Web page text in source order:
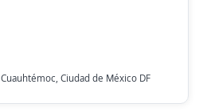
Cuauhtémoc, Ciudad de México DF